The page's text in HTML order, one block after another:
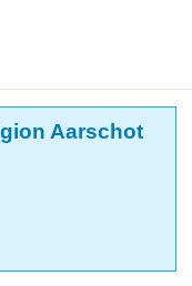
Aarschot